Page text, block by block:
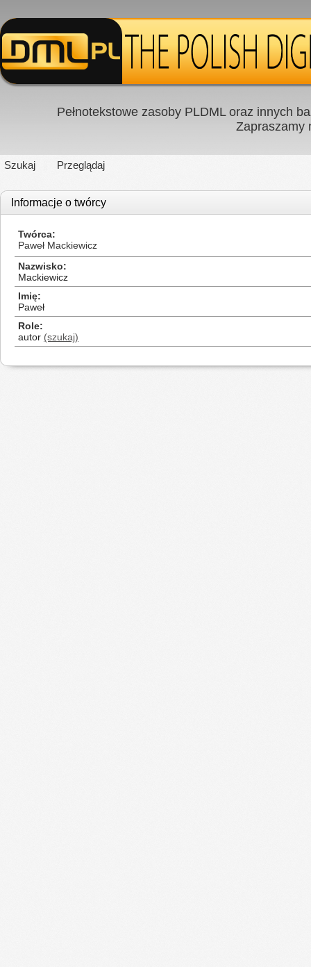
Pełnotekstowe zasoby PLDML oraz innych
Zapraszamy
Szukaj Przeglądaj
Informacje o twórcy
Twórca
Paweł Mackiewicz
Nazwisko
Mackiewicz
Imię
Paweł
Role
autor (szukaj)